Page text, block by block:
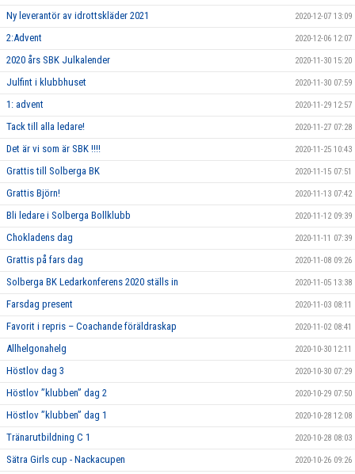
Ny leverantör av idrottskläder 2021 2020-12-07 13:09
2:Advent 2020-12-06 12:07
2020 års SBK Julkalender 2020-11-30 15:20
Julfint i klubbhuset 2020-11-30 07:59
1: advent 2020-11-29 12:57
Tack till alla ledare! 2020-11-27 07:28
Det är vi som är SBK !!!! 2020-11-25 10:43
Grattis till Solberga BK 2020-11-15 07:51
Grattis Björn! 2020-11-13 07:42
Bli ledare i Solberga Bollklubb 2020-11-12 09:39
Chokladens dag 2020-11-11 07:39
Grattis på fars dag 2020-11-08 09:26
Solberga BK Ledarkonferens 2020 ställs in 2020-11-05 13:38
Farsdag present 2020-11-03 08:11
Favorit i repris – Coachande föräldraskap 2020-11-02 08:41
Allhelgonahelg 2020-10-30 12:11
Höstlov dag 3 2020-10-30 07:29
Höstlov ”klubben” dag 2 2020-10-29 07:50
Höstlov ”klubben” dag 1 2020-10-28 12:08
Tränarutbildning C 1 2020-10-28 08:03
Sätra Girls cup - Nackacupen 2020-10-26 09:26